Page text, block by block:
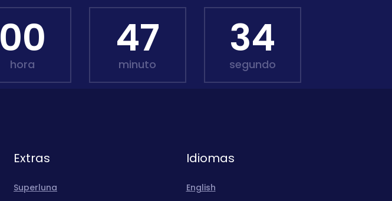
00
hora
47
minuto
33
segundo
Extras
Superluna
Idiomas
English